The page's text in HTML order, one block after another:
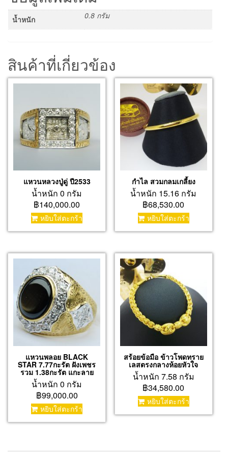
น้ำหนัก 0.8 กรัม
สินค้าที่เกี่ยวข้อง
แหวนหลวงปู่ดู่ ปี2533
น้ำหนัก 0 กรัม
฿140,000.00
หยิบใส่ตะกร้า
กำไล สวมกลมเกลี้ยง
น้ำหนัก 15.16 กรัม
฿68,530.00
หยิบใส่ตะกร้า
แหวนพลอย BLACK
STAR 7.77กะรัต ฝังเพชร
รวม 1.38กะรัต แกะลาย
น้ำหนัก 0 กรัม
฿99,000.00
หยิบใส่ตะกร้า
สร้อยข้อมือ ข้าวโพดทราย
เลสตรงกลางห้อยหัวใจ
น้ำหนัก 7.58 กรัม
฿34,580.00
หยิบใส่ตะกร้า